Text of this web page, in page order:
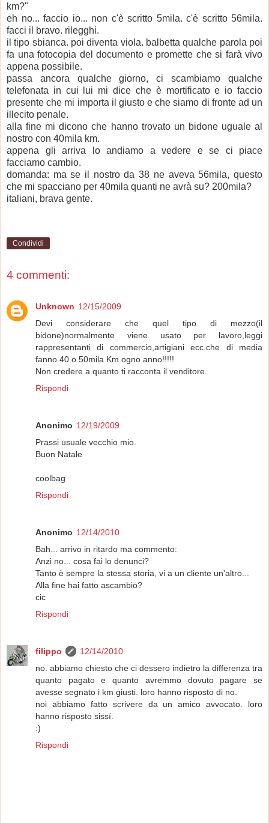
km?"
eh no... faccio io... non c'è scritto 5mila. c'è scritto 56mila.
facci il bravo. rilegghi.
il tipo sbianca. poi diventa viola. balbetta qualche parola poi
fa una fotocopia del documento e promette che si farà vivo
appena possibile.
passa ancora qualche giorno, ci scambiamo qualche
telefonata in cui lui mi dice che è mortificato e io faccio
presente che mi importa il giusto e che siamo di fronte ad un
illecito penale.
alla fine mi dicono che hanno trovato un bidone uguale al
nostro con 40mila km.
appena gli arriva lo andiamo a vedere e se ci piace
facciamo cambio.
domanda: ma se il nostro da 38 ne aveva 56mila, questo
che mi spacciano per 40mila quanti ne avrà su? 200mila?
italiani, brava gente.
Condividi
4 commenti:
Unknown 12/15/2009
Devi considerare che quel tipo di mezzo(il
bidone)normalmente viene usato per lavoro,leggi
rappresentanti di commercio,artigiani ecc.che di media
fanno 40 o 50mila Km ogno anno!!!!!
Non credere a quanto ti racconta il venditore.
Rispondi
Anonimo 12/19/2009
Prassi usuale vecchio mio.
Buon Natale
coolbag
Rispondi
Anonimo 12/14/2010
Bah... arrivo in ritardo ma commento:
Anzi no... cosa fai lo denunci?
Tanto è sempre la stessa storia, vi a un cliente un'altro...
Alla fine hai fatto ascambio?
cic
Rispondi
filippo
12/14/2010
no. abbiamo chiesto che ci dessero indietro la differenza tra
quanto pagato e quanto avremmo dovuto pagare se
avesse segnato i km giusti. loro hanno risposto di no.
noi abbiamo fatto scrivere da un amico avvocato. loro
hanno risposto sissí.
:)
Rispondi